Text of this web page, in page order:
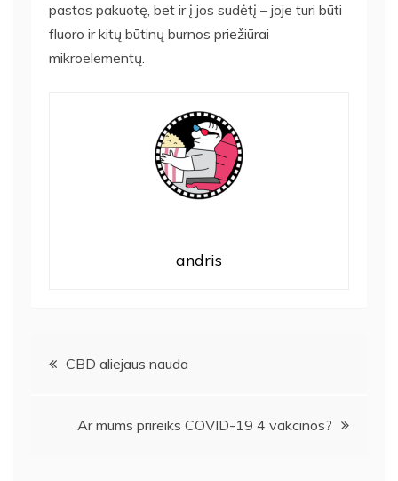
pastos pakuotę, bet ir į jos sudėtį – joje turi būti
fluoro ir kitų būtinų burnos priežiūrai
mikroelementų.
andris
Navigacija
CBD aliejaus nauda
Ar mums prireiks COVID-19 4 vakcinos?